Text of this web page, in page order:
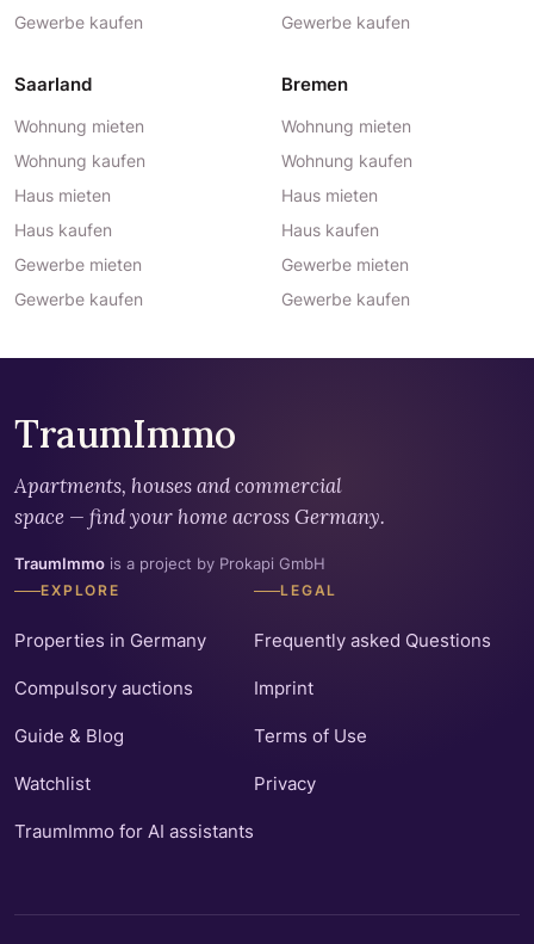
Gewerbe kaufen
Gewerbe kaufen
Saarland
Wohnung mieten
Wohnung kaufen
Haus mieten
Haus kaufen
Gewerbe mieten
Gewerbe kaufen
Bremen
Wohnung mieten
Wohnung kaufen
Haus mieten
Haus kaufen
Gewerbe mieten
Gewerbe kaufen
TraumImmo
Apartments, houses and commercial
space — find your home across Germany.
TraumImmo is a project by Prokapi GmbH
EXPLORE
Properties in Germany
Compulsory auctions
Guide & Blog
Watchlist
TraumImmo for AI assistants
LEGAL
Frequently asked Questions
Imprint
Terms of Use
Privacy